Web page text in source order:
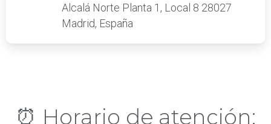
Alcalá Norte Planta 1, Local 8 28027
Madrid, España
⏰ Horario de atención: